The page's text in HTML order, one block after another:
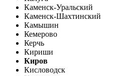
Каменск-Уральский
Каменск-Шахтинский
Камышин
Кемерово
Керчь
Кириши
Киров
Кисловодск